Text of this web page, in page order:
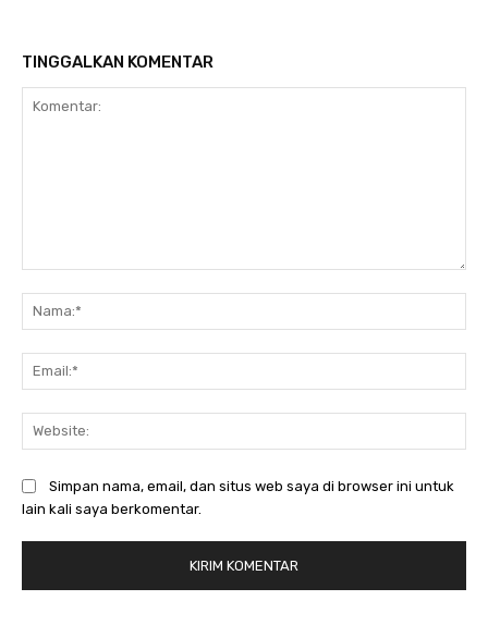
TINGGALKAN KOMENTAR
Simpan nama, email, dan situs web saya di browser ini untuk
lain kali saya berkomentar.